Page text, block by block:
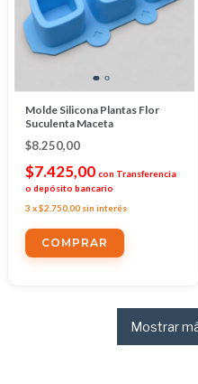
Molde Silicona Plantas Flor
Suculenta Maceta
$8.250,00
$7.425,00 con Transferencia
o depósito bancario
3 x$2.750,00 sin interés
Mostrar